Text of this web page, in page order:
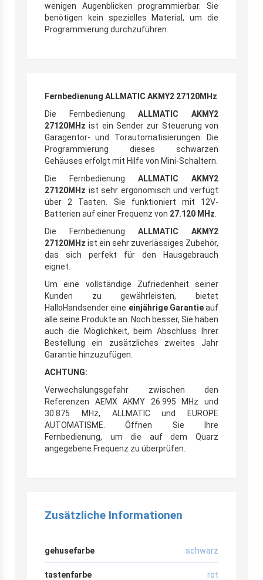
wenigen Augenblicken programmierbar. Sie
benötigen kein spezielles Material, um die
Programmierung durchzuführen.
Fernbedienung ALLMATIC AKMY2 27120MHz
Die Fernbedienung ALLMATIC AKMY2
27120MHz ist ein Sender zur Steuerung von
Garagentor- und Torautomatisierungen. Die
Programmierung dieses schwarzen
Gehäuses erfolgt mit Hilfe von Mini-Schaltern.
Die Fernbedienung ALLMATIC AKMY2
27120MHz ist sehr ergonomisch und verfügt
über 2 Tasten. Sie funktioniert mit 12V-
Batterien auf einer Frequenz von 27.120 MHz
Die Fernbedienung ALLMATIC AKMY2
27120MHz ist ein sehr zuverlässiges Zubehör,
das sich perfekt für den Hausgebrauch
eignet.
Um eine vollständige Zufriedenheit seiner
Kunden zu gewährleisten, bietet
HalloHandsender eine einjährige Garantieauf
alle seine Produkte an. Noch besser, Sie haben
auch die Möglichkeit, beim Abschluss Ihrer
Bestellung ein zusätzliches zweites Jahr
Garantie hinzuzufügen.
ACHTUNG:
Verwechslungsgefahr zwischen den
Referenzen AEMX AKMY 26.995 MHz und
30.875 MHz, ALLMATIC und EUROPE
AUTOMATISME. Öffnen Sie Ihre
Fernbedienung, um die auf dem Quarz
angegebene Frequenz zu überprüfen.
Zusätzliche Informationen
gehusefarbe schwarz
tastenfarbe rot